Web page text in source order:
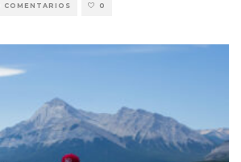
COMENTARIOS 0